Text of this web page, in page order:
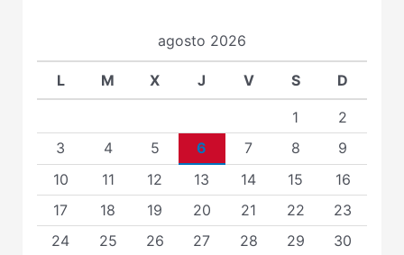
agosto 2026
L M X J V S D
1
2
3
4 5 6 7 8
9
10
11 12 13 14 15
16
17
18 19 20 21 22
23
24
25 26 27 28 29
30